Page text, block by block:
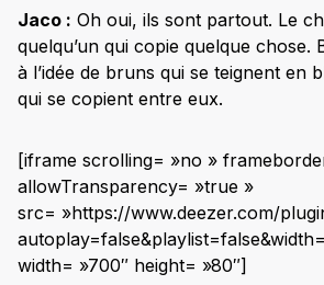
Jaco : Oh oui, ils sont partout. Le
quelqu’un qui copie quelque chose.
à l’idée de bruns qui se teignent en
qui se copient entre eux.
[iframe scrolling= »no »
allowTransparency= »true »
src= »https://www.deezer.com/
width= »700″ height= »80″]